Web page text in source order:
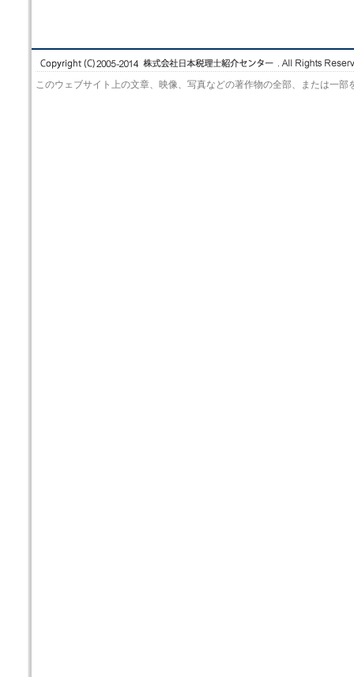
このウェブサイト上の文章、映像、写真などの著作物の全部、または一